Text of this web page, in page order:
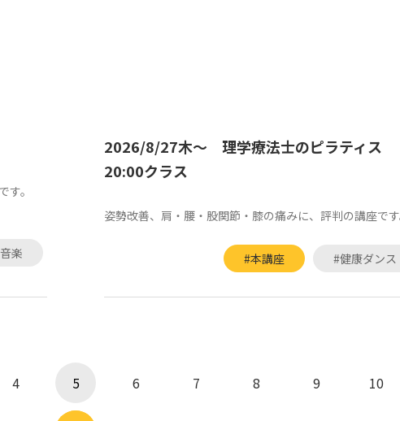
。
楽
2026/8/27木～ 理学療法士のピラティス
20:00クラス
姿勢改善、肩・腰・股関節・膝の痛みに、評判の講座で
#本講座 #健康ダンス
4 5 6 7 8 9 10